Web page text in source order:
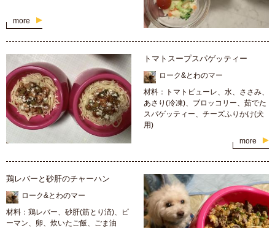
more
トマトスープスパゲッティー
ローク&とわのマー
材料：トマトピューレ、水、ささみ、
あさり(冷凍)、ブロッコリー、茹でた
スパゲッティー、チーズふりかけ(犬
用)
more
鶏レバーと砂肝のチャーハン
ローク&とわのマー
材料：鶏レバー、砂肝(筋とり済)、ピ
ーマン、卵、炊いたご飯、ごま油